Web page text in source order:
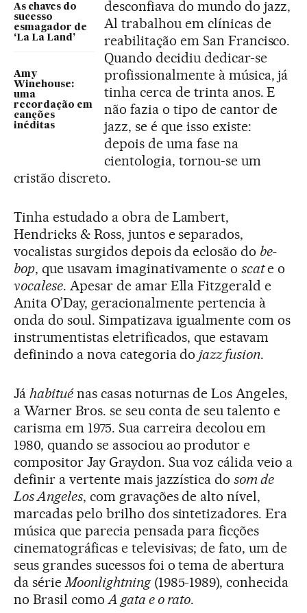
As chaves do
sucesso
esmagador de
‘La La Land’
Amy
Winehouse:
uma
recordação em
canções
inéditas
desconfiava do mundo do jazz,
Al trabalhou em clínicas de
reabilitação em San Francisco.
Quando decidiu dedicar-se
profissionalmente à música, já
tinha cerca de trinta anos. E
não fazia o tipo de cantor de
jazz, se é que isso existe:
depois de uma fase na
cientologia, tornou-se um
cristão discreto.
Tinha estudado a obra de Lambert,
Hendricks & Ross, juntos e separados,
vocalistas surgidos depois da eclosão do be-
bop, que usavam imaginativamente oscate o
vocalese. Apesar de amar Ella Fitzgerald e
Anita O’Day, geracionalmente pertencia à
onda do soul. Simpatizava igualmente com os
instrumentistas eletrificados, que estavam
definindo a nova categoria dojazz fusion.
Já habituénas casas noturnas de Los Angeles,
a Warner Bros. se seu conta de seu talento e
carisma em 1975. Sua carreira decolou em
1980, quando se associou ao produtor e
compositor Jay Graydon. Sua voz cálida veio a
definir a vertente mais jazzística dosom de
Los Angeles, com gravações de alto nível,
marcadas pelo brilho dos sintetizadores. Era
música que parecia pensada para ficções
cinematográficas e televisivas; de fato, um de
seus grandes sucessos foi o tema de abertura
da sérieMoonlightning(1985-1989), conhecida
no Brasil comoA gata e o rato.